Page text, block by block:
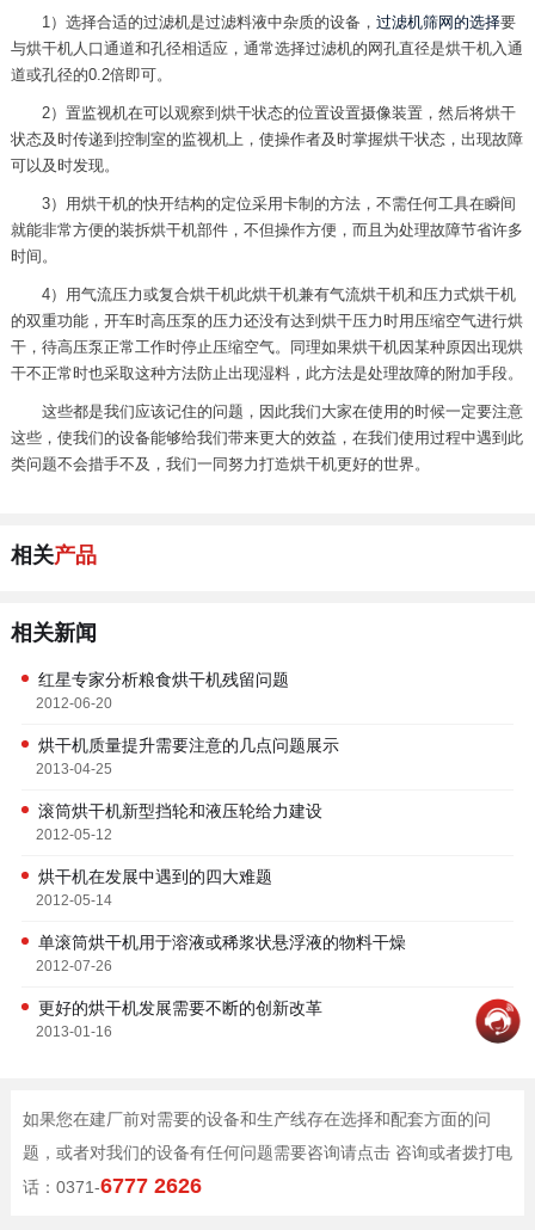
1）选择合适的过滤机是过滤料液中杂质的设备， 过滤机筛网的选择要
与烘干机人口通道和孔径相适应，通常选择过滤机的网孔直径是烘干机入通
道或孔径的0.2倍即可。
2）置监视机在可以观察到烘干状态的位置设置摄像装置，然后将烘干
状态及时传递到控制室的监视机上，使操作者及时掌握烘干状态，出现故障
可以及时发现。
3）用烘干机的快开结构的定位采用卡制的方法，不需任何工具在瞬间
就能非常方便的装拆烘干机部件，不但操作方便，而且为处理故障节省许多
时间。
4）用气流压力或复合烘干机此烘干机兼有气流烘干机和压力式烘干机
的双重功能，开车时高压泵的压力还没有达到烘干压力时用压缩空气进行烘
干，待高压泵正常工作时停止压缩空气。同理如果烘干机因某种原因出现烘
干不正常时也采取这种方法防止出现湿料，此方法是处理故障的附加手段。
这些都是我们应该记住的问题，因此我们大家在使用的时候一定要注意
这些，使我们的设备能够给我们带来更大的效益，在我们使用过程中遇到此
类问题不会措手不及，我们一同努力打造烘干机更好的世界。
相关产品
相关新闻
红星专家分析粮食烘干机残留问题
2012-06-20
烘干机质量提升需要注意的几点问题展示
2013-04-25
滚筒烘干机新型挡轮和液压轮给力建设
2012-05-12
烘干机在发展中遇到的四大难题
2012-05-14
单滚筒烘干机用于溶液或稀浆状悬浮液的物料干燥
2012-07-26
更好的烘干机发展需要不断的创新改革
2013-01-16
如果您在建厂前对需要的设备和生产线存在选择和配套方面的问
题，或者对我们的设备有任何问题需要咨询请点击 咨询或者拨打电
话：0371-6777 2626